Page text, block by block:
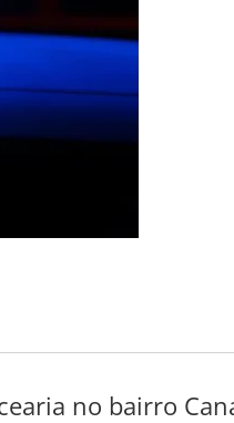
no bairro